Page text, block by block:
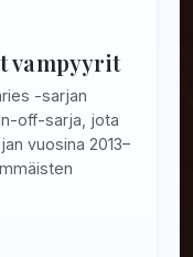
vampyyrit
-sarjan
off-sarja, jota
vuosina 2013–